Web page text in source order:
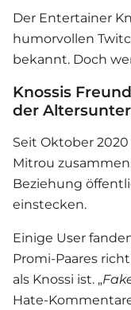
Der Entertainer
humorvollen
bekannt. Doch
Knossis
der
Seit Oktober
Mitrou
Beziehung
einstecken.
Einige User
Promi-Paares
als Knossi ist. „
Hate-